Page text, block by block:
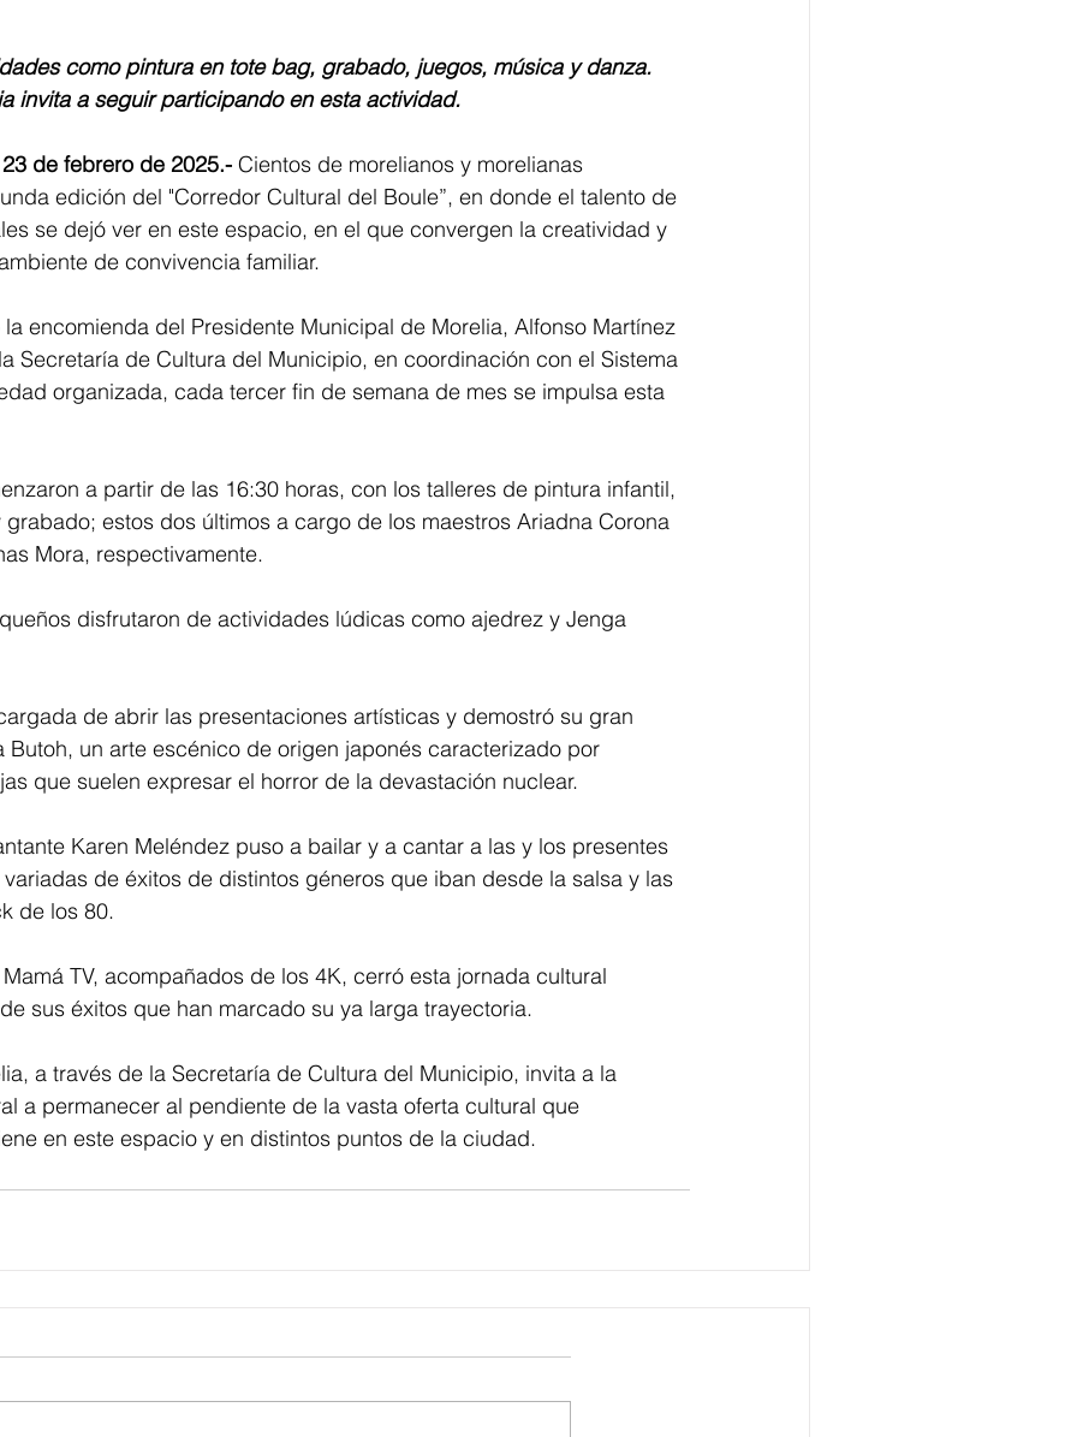
como pintura en tote bag, grabado, juegos, música y danza.
invita a seguir participando en esta actividad.
de febrero de 2025.- Cientos de morelianos y morelianas
edición del "Corredor Cultural del Boule”, en donde el talento de
se dejó ver en este espacio, en el que convergen la creatividad y
de convivencia familiar.
encomienda del Presidente Municipal de Morelia, Alfonso Martínez
Secretaría de Cultura del Municipio, en coordinación con el Sistema
organizada, cada tercer fin de semana de mes se impulsa esta
a partir de las 16:30 horas, con los talleres de pintura infantil,
estos dos últimos a cargo de los maestros Ariadna Corona
Mora, respectivamente.
disfrutaron de actividades lúdicas como ajedrez y Jenga
de abrir las presentaciones artísticas y demostró su gran
Butoh, un arte escénico de origen japonés caracterizado por
que suelen expresar el horror de la devastación nuclear.
Karen Meléndez puso a bailar y a cantar a las y los presentes
de éxitos de distintos géneros que iban desde la salsa y las
de los 80.
TV, acompañados de los 4K, cerró esta jornada cultural
sus éxitos que han marcado su ya larga trayectoria.
a través de la Secretaría de Cultura del Municipio, invita a la
a permanecer al pendiente de la vasta oferta cultural que
en este espacio y en distintos puntos de la ciudad.